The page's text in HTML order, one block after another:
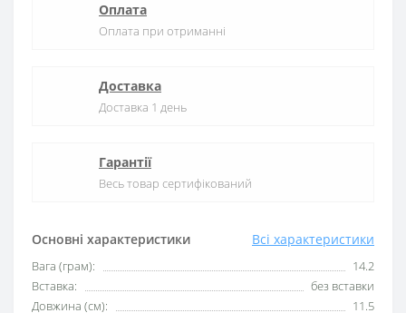
Основні характеристики Всі характеристики
Вага (грам):
14.2
Вставка:
без вставки
Довжина (см):
11.5
Оплата
Оплата при отриманні
Доставка
Доставка 1 день
Гарантії
Весь товар сертифікований